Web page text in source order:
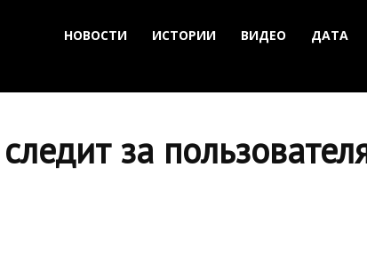
НОВОСТИ ИСТОРИИ ВИДЕО ДАТА
за